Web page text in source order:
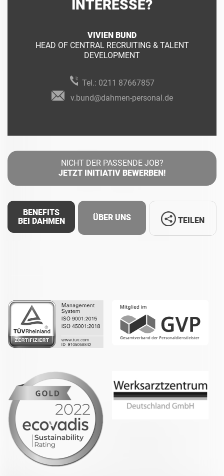
INTERESSE?
VIVIEN BUND
HEAD OF CENTRAL RECRUITING & TALENT
DEVELOPMENT
Tel.: 0211 87667857
v.bund@dahmen-personal.de
NICHT DER PASSENDE JOB?
JETZT INITIATIV BEWERBEN!
BENEFITS
BEI DAHMEN
ÜBER UNS TEILEN